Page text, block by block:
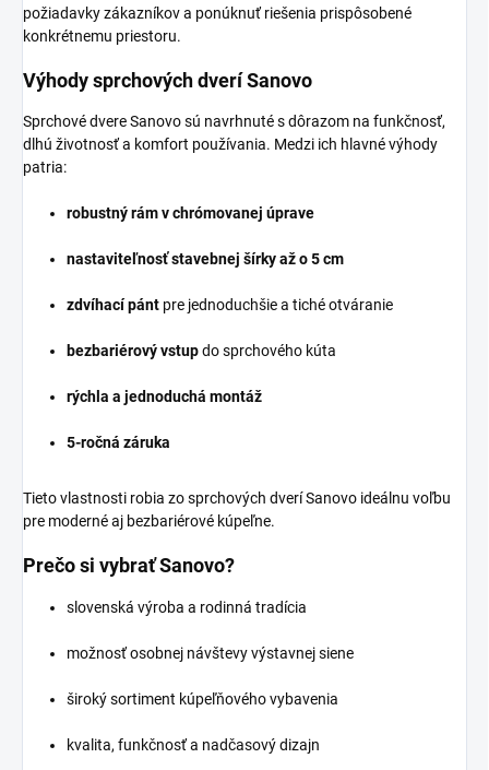
požiadavky zákazníkov a ponúknuť riešenia prispôsobené
konkrétnemu priestoru.
Výhody sprchových dverí Sanovo
Sprchové dvere Sanovo sú navrhnuté s dôrazom na funkčnosť,
dlhú životnosť a komfort používania. Medzi ich hlavné výhody
patria:
robustný rám v chrómovanej úprave
nastaviteľnosť stavebnej šírky až o 5 cm
zdvíhací pánt pre jednoduchšie a tiché otváranie
bezbariérový vstupdo sprchového kúta
rýchla a jednoduchá montáž
5-ročná záruka
Tieto vlastnosti robia zo sprchových dverí Sanovo ideálnu voľbu
pre moderné aj bezbariérové kúpeľne.
Prečo si vybrať Sanovo?
slovenská výroba a rodinná tradícia
možnosť osobnej návštevy výstavnej siene
široký sortiment kúpeľňového vybavenia
kvalita, funkčnosť a nadčasový dizajn